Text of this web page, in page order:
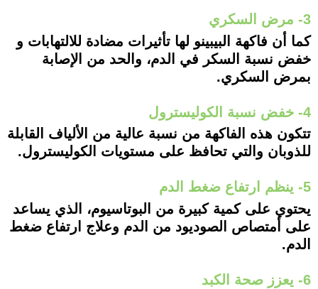
3- مرض السكري
كما أن فاكهة البيبينو لها تأثيرات مضادة للالتهابات و
خفض نسبة السكر في الدم، والحد من الإصابة
بمرض السكري.
4- خفض نسبة الكوليسترول
تتكون هذه الفاكهة من نسبة عالية من الألياف القابلة
للذوبان والتي تحافظ على مستويات الكوليسترول.
5- ينظم ارتفاع ضغط الدم
يحتوي على كمية كبيرة من البوتاسيوم، الذي يساعد
على أمتصاص الصوديود من الدم وعلاج ارتفاع ضغط
الدم.
6- يعزز صحة الكبد